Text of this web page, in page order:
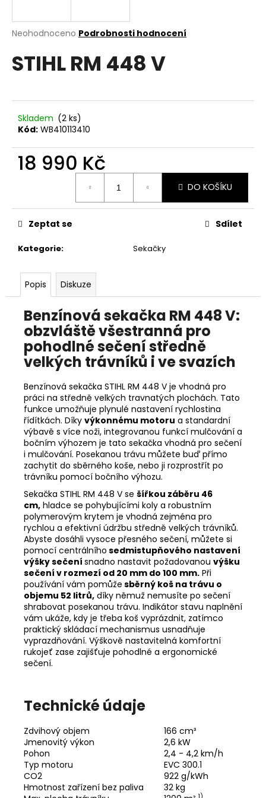
Průměrné
produktu
je
5
hvězdiček.
Neohodnoceno Podrobnosti hodnocení
STIHL RM 448 V
Skladem (2 ks)
Kód: WB410113410
18 990 Kč
DO KOŠÍKU
Kategorie: Sekačky
Zeptat se Sdílet
Popis Diskuze
Benzínová sekačka RM 448 V:
obzvláště všestranná pro
pohodlné sečení středně
velkých trávníků i ve svazích
Benzínová sekačka STIHL RM 448 V je vhodná pro
práci na středně velkých travnatých plochách. Tato
funkce umožňuje plynulé nastavení rychlostina
řídítkách. Díky výkonnému motoru a standardní
výbavě s více noži, integrovanou funkcí mulčování a
bočním výhozem je tato sekačka vhodná pro sečení
i mulčování. Posekanou trávu můžete buď přímo
zachytit do sběrného koše, nebo ji rozprostřít po
trávníku pomocí bočního výhozu.
Sekačka STIHL RM 448 V se šířkou záběru 46
cm, hladce se pohybujícími koly a robustním
polymerovým krytem je vhodná zejména pro
rychlou a efektivní údržbu středně velkých trávníků.
Abyste dosáhli vysoce přesného sečení, můžete si
pomocí centrálního sedmistupňového nastavení
výšky sečení snadno nastavit požadovanou výšku
sečení v rozmezí od 20 mm do 100 mm. Při
používání vám pomůže sběrný koš na trávu o
objemu 52 litrů, díky němuž nemusíte po sečení
shrabovat posekanou trávu. Indikátor stavu naplnění
vám ukáže, kdy je třeba koš vyprázdnit, zatímco
praktický skládací mechanismus usnadňuje
vyprazdňování. Výškově nastavitelná komfortní
rukojeť zase zajišťuje pohodlné a ergonomické
sečení.
Technické údaje
Zdvihový objem
166 cm³
Jmenovitý výkon
2,6 kW
Pohon
2,4 - 4,2 km/h
Typ motoru
EVC 300.1
CO2
922 g/kWh
Hmotnost zařízení bez paliva
32 kg
j
t
?
o
u
j
HUSQVARNA
430V
NERA
104
990
Kč